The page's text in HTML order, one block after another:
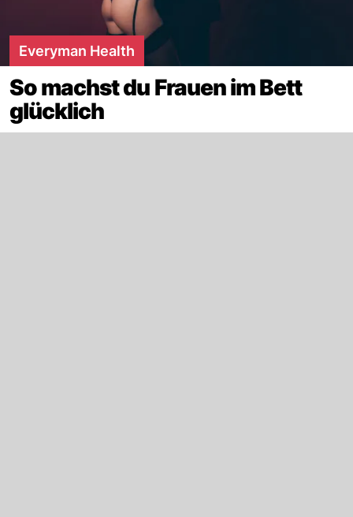
Everyman Health
So machst du Frauen im Bett
glücklich